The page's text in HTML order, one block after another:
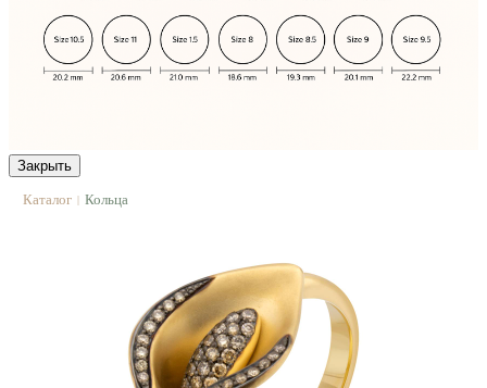
Закрыть
Каталог | Кольца